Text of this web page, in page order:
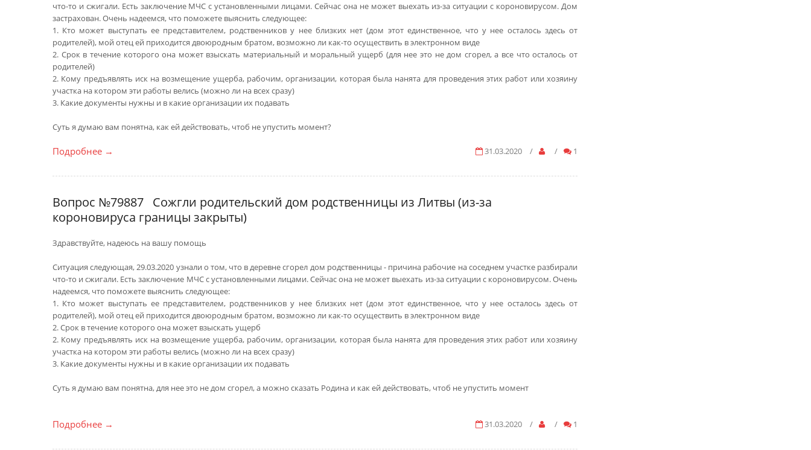
что-то и сжигали. Есть заключение МЧС с установленными лицами. Сейчас она не может выехать из-за ситуации с короновирусом. Дом
застрахован. Очень надеемся, что поможете выяснить следующее:
1. Кто может выступать ее представителем, родственников у нее близких нет (дом этот единственное, что у нее осталось здесь от
родителей), мой отец ей приходится двоюродным братом, возможно ли как-то осуществить в электронном виде
2. Срок в течение которого она может взыскать материальный и моральный ущерб (для нее это не дом сгорел, а все что осталось от
родителей)
2. Кому предъявлять иск на возмещение ущерба, рабочим, организации, которая была нанята для проведения этих работ или хозяину
участка на котором эти работы велись (можно ли на всех сразу)
3. Какие документы нужны и в какие организации их подавать
Суть я думаю вам понятна, как ей действовать, чтоб не упустить момент?
31.03.2020 / / 1
Подробнее →
Вопрос №79887 Сожгли родительский дом родственницы из Литвы (из-за
короновируса границы закрыты)
Здравствуйте, надеюсь на вашу помощь
Ситуация следующая, 29.03.2020 узнали о том, что в деревне сгорел дом родственницы - причина рабочие на соседнем участке разбирали
что-то и сжигали. Есть заключение МЧС с установленными лицами. Сейчас она не может выехать из-за ситуации с короновирусом. Очень
надеемся, что поможете выяснить следующее:
1. Кто может выступать ее представителем, родственников у нее близких нет (дом этот единственное, что у нее осталось здесь от
родителей), мой отец ей приходится двоюродным братом, возможно ли как-то осуществить в электронном виде
2. Срок в течение которого она может взыскать ущерб
2. Кому предъявлять иск на возмещение ущерба, рабочим, организации, которая была нанята для проведения этих работ или хозяину
участка на котором эти работы велись (можно ли на всех сразу)
3. Какие документы нужны и в какие организации их подавать
Суть я думаю вам понятна, для нее это не дом сгорел, а можно сказать Родина и как ей действовать, чтоб не упустить момент
31.03.2020 / / 1
Подробнее →